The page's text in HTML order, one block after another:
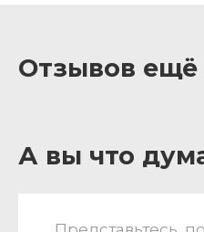
Отзывов ещё
А вы что